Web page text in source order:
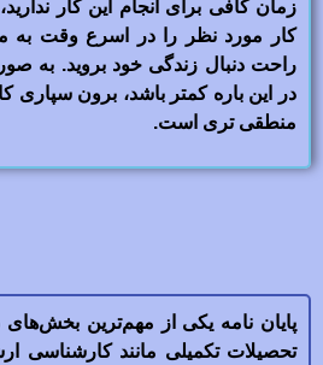
زمان کافی برای انجام این کار
کار مورد نظر را در اسرع وقت به
راحت دنبال زندگی خود بروید. به
در این باره کمتر باشد، برون سپاری
منطقی تری است.
پایان نامه یکی از مهم‌ترین
تحصیلات تکمیلی مانند کارشناسی